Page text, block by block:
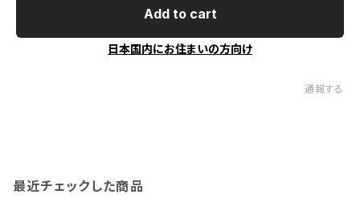
Add to cart
日本国内にお住まいの方向け
通報する
最近チェックした商品